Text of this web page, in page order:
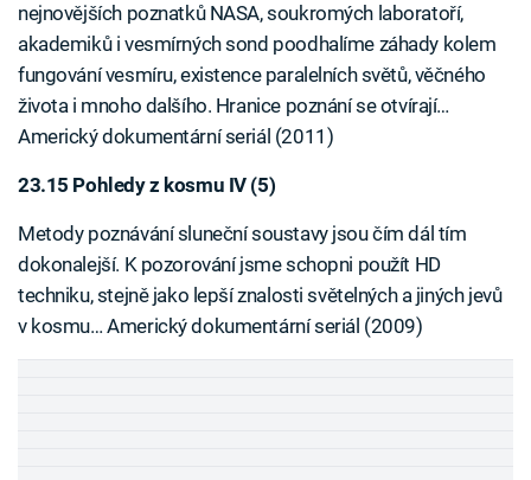
nejnovějších poznatků NASA, soukromých laboratoří,
akademiků i vesmírných sond poodhalíme záhady kolem
fungování vesmíru, existence paralelních světů, věčného
života i mnoho dalšího. Hranice poznání se otvírají…
Americký dokumentární seriál (2011)
23.15 Pohledy z kosmu IV (5)
Metody poznávání sluneční soustavy jsou čím dál tím
dokonalejší. K pozorování jsme schopni použít HD
techniku, stejně jako lepší znalosti světelných a jiných jevů
v kosmu… Americký dokumentární seriál (2009)